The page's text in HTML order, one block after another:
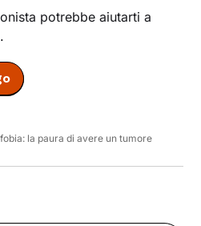
potrebbe aiutarti a
la paura di avere un tumore